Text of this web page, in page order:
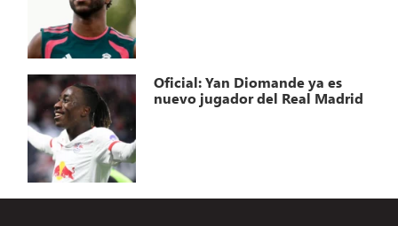
Oficial: Yan Diomande ya es
nuevo jugador del Real Madrid